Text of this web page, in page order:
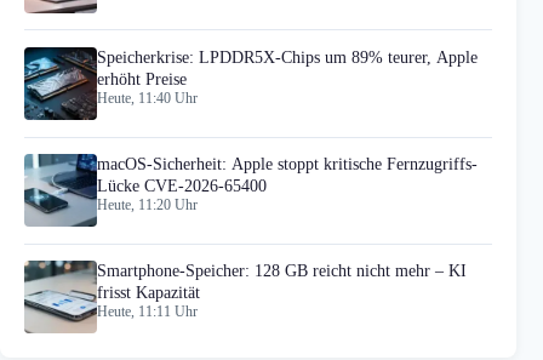
Speicherkrise: LPDDR5X-Chips um 89% teurer, Apple
erhöht Preise
Heute, 11:40 Uhr
macOS-Sicherheit: Apple stoppt kritische Fernzugriffs-
Lücke CVE-2026-65400
Heute, 11:20 Uhr
Smartphone-Speicher: 128 GB reicht nicht mehr – KI
frisst Kapazität
Heute, 11:11 Uhr